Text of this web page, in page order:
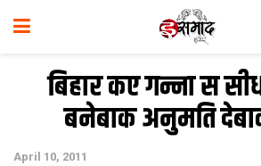
बिहार कए गन्ना स
बनेबाक अनुमति
April 10, 2011